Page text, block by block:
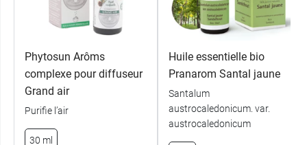
Phytosun Arôms
complexe pour diffuseur
Grand air
Purifie l’air
30 ml
Huile essentielle bio
Pranarom Santal jaune
Santalum
austrocaledonicum. var.
austrocaledonicum